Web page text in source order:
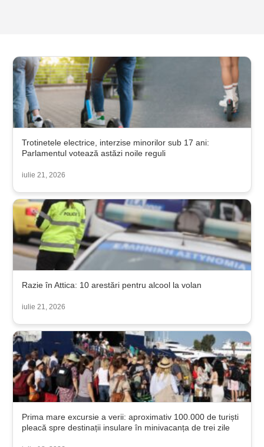
Trotinetele electrice, interzise minorilor sub 17 ani:
Parlamentul votează astăzi noile reguli
iulie 21, 2026
Razie în Attica: 10 arestări pentru alcool la volan
iulie 21, 2026
Prima mare excursie a verii: aproximativ 100.000 de turiști
pleacă spre destinații insulare în minivacanța de trei zile